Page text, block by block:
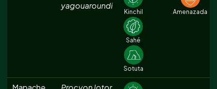
yagouaroundi
Kinchil
Sahé
Sotuta
Amenazada